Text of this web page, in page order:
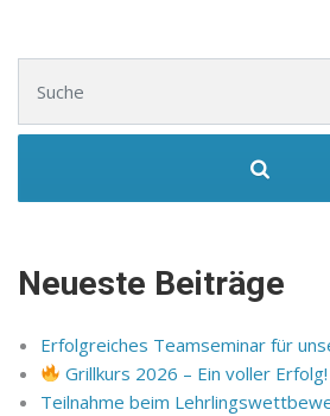
Neueste Beiträge
Erfolgreiches Teamseminar für
Grillkurs 2026 – Ein voller Erfolg!
Teilnahme beim